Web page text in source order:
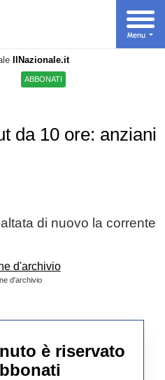
IlNazionale.it
ABBONATI
da 10 ore: anziani
di nuovo la corrente
d'archivio
è riservato